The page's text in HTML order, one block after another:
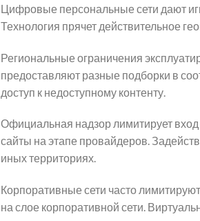
Цифровые персональные сети дают
Технология прячет действительное
Региональные ограничения
предоставляют разные подборки в
доступ к недоступному контенту.
Официальная надзор лимитирует
сайты на этапе провайдеров.
иных территориях.
Корпоративные сети часто
на слое корпоративной сети.